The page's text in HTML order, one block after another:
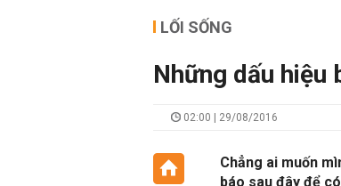
LỐI SỐNG
Những dấu hiệu
02:00 | 29/08/2016
Chẳng ai muốn
báo sau đây để